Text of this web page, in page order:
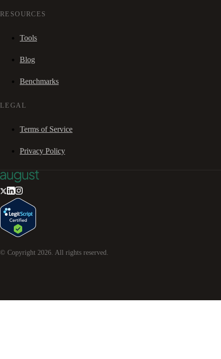
RESOURCES
Tools
Blog
Benchmarks
LEGAL
Terms of Service
Privacy Policy
© Copyright 2026 . All rights reserved.